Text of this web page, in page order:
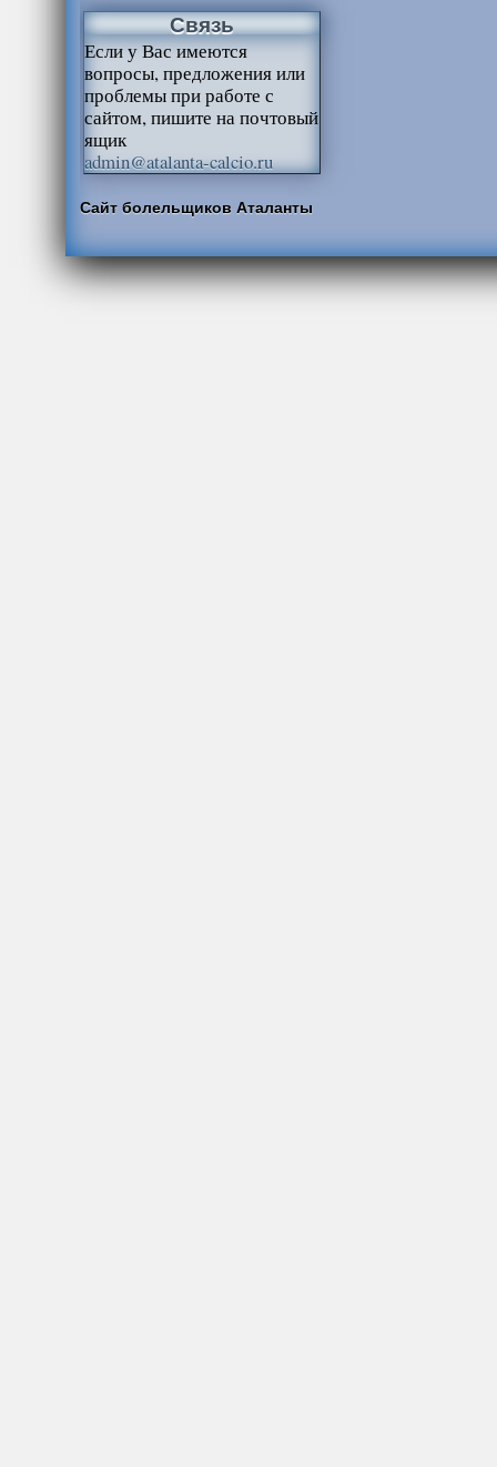
Связь
Если у Вас имеются
вопросы, предложения или
проблемы при работе с
сайтом, пишите на почтовый
ящик
admin@atalanta-calcio.ru
Сайт болельщиков Аталанты